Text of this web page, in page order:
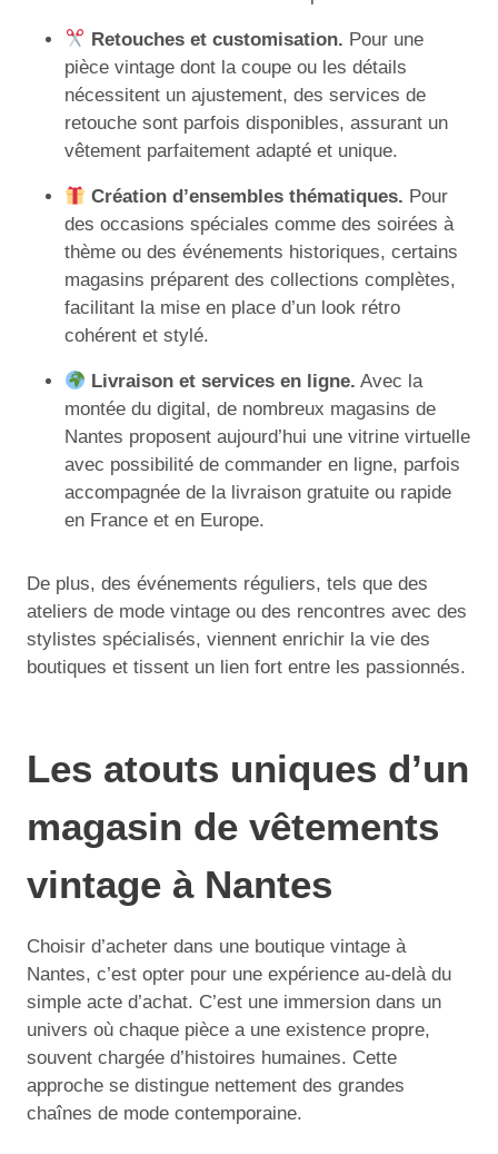
Retouches et customisation. Pour une
pièce vintage dont la coupe ou les détails
nécessitent un ajustement, des services de
retouche sont parfois disponibles, assurant un
vêtement parfaitement adapté et unique.
Création d’ensembles thématiques. Pour
des occasions spéciales comme des soirées à
thème ou des événements historiques, certains
magasins préparent des collections complètes,
facilitant la mise en place d’un look rétro
cohérent et stylé.
Livraison et services en ligne. Avec la
montée du digital, de nombreux magasins de
Nantes proposent aujourd’hui une vitrine virtuelle
avec possibilité de commander en ligne, parfois
accompagnée de la livraison gratuite ou rapide
en France et en Europe.
De plus, des événements réguliers, tels que des
ateliers de mode vintage ou des rencontres avec des
stylistes spécialisés, viennent enrichir la vie des
boutiques et tissent un lien fort entre les passionnés.
Les atouts uniques d’un
magasin de vêtements
vintage à Nantes
Choisir d’acheter dans une boutique vintage à
Nantes, c’est opter pour une expérience au-delà du
simple acte d’achat. C’est une immersion dans un
univers où chaque pièce a une existence propre,
souvent chargée d’histoires humaines. Cette
approche se distingue nettement des grandes
chaînes de mode contemporaine.